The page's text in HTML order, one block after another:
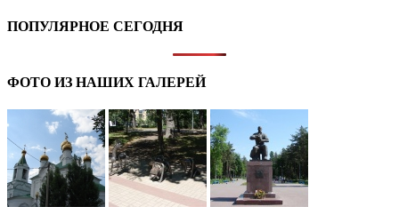
ПОПУЛЯРНОЕ СЕГОДНЯ
ФОТО ИЗ НАШИХ ГАЛЕРЕЙ